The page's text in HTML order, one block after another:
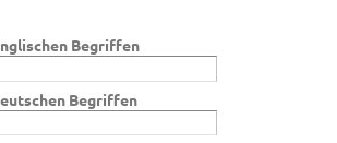
Begriffen
Begriffen